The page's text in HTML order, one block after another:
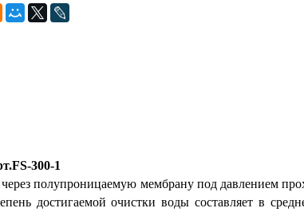
300-1
полупроницаемую мембрану под давлением
достигаемой очистки воды составляет в